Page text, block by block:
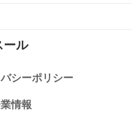
ール
シーポリシー
情報